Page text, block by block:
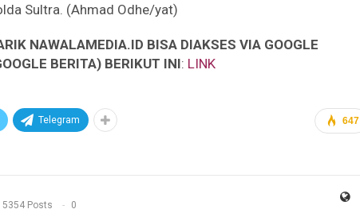
Sultra. (Ahmad Odhe/yat)
NAWALAMEDIA.ID BISA DIAKSES VIA GOOGLE
BERITA) BERIKUT INI: LINK
647
Telegram
5354 Posts 0